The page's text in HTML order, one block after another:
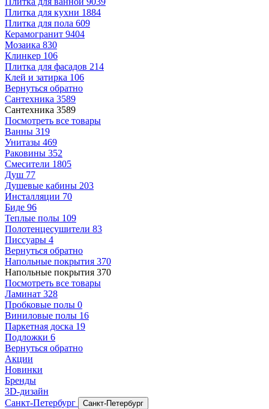
Плитка для кухни 1884
Плитка для пола 609
Керамогранит 9404
Мозаика 830
Клинкер 106
Плитка для фасадов 214
Клей и затирка 106
Вернуться обратно
Сантехника 3589
Сантехника 3589
Посмотреть все товары
Ванны 319
Унитазы 469
Раковины 352
Смесители 1805
Душ 77
Душевые кабины 203
Инсталляции 70
Биде 96
Теплые полы 109
Полотенцесушители 83
Писсуары 4
Вернуться обратно
Напольные покрытия 370
Напольные покрытия 370
Посмотреть все товары
Ламинат 328
Пробковые полы 0
Виниловые полы 16
Паркетная доска 19
Подложки 6
Вернуться обратно
Акции
Новинки
Бренды
3D-дизайн
Санкт-Петербург
Санкт-Петербург